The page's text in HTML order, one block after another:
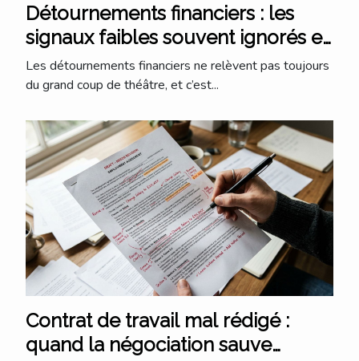
Détournements financiers : les
signaux faibles souvent ignorés en
entreprise
Les détournements financiers ne relèvent pas toujours
du grand coup de théâtre, et c’est...
Contrat de travail mal rédigé :
quand la négociation sauve